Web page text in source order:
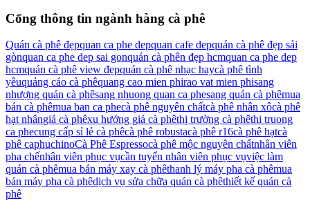
Cổng thông tin ngành hàng cà phê
Quán cà phê đẹpquan ca phe depquan cafe depquán cà phê đẹp sải
gònquan ca phe dep sai gonquán cà phên đẹp hcmquan ca phe dep
hcmquán cà phê view đẹpquán cà phê nhạc haycà phê tình
yêuquảng cáo cà phêquang cao mien phirao vat mien phisang
nhượng quán cà phêsang nhuong quan ca phesang quán cà phêmua
bán cà phêmua ban ca phecà phê nguyên chấtcà phê nhân xôcà phê
hạt nhângiá cà phêxu hướng giá cà phêthị trường cà phêthi truong
ca phecung cấp sỉ lẻ cà phêcà phê robustacà phê r16cà phê hạtcà
phê caphuchinoCà Phê Espressocà phê mộc nguyên chấtnhân viên
pha chếnhân viên phục vụcần tuyển nhân viên phục vụviệc làm
quán cà phêmua bán máy xay cà phêthanh lý máy pha cà phêmua
bán máy pha cà phêdịch vụ sửa chữa quán cà phêthiết kế quán cà
phê